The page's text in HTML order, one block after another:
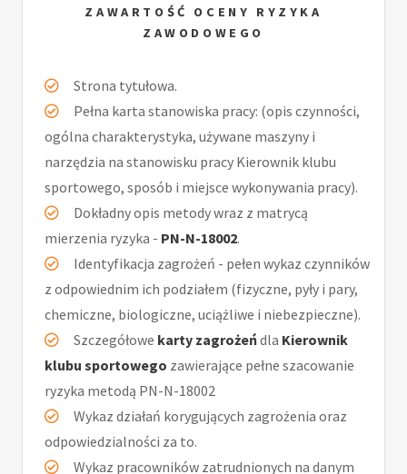
ZAWARTOŚĆ OCENY RYZYKA
ZAWODOWEGO
Strona tytułowa.
Pełna karta stanowiska pracy: (opis czynności,
ogólna charakterystyka, używane maszyny i
narzędzia na stanowisku pracy Kierownik klubu
sportowego, sposób i miejsce wykonywania pracy).
Dokładny opis metody wraz z matrycą
mierzenia ryzyka - PN-N-18002.
Identyfikacja zagrożeń - pełen wykaz czynników
z odpowiednim ich podziałem (fizyczne, pyły i pary,
chemiczne, biologiczne, uciążliwe i niebezpieczne).
Szczegółowe karty zagrożeńdla Kierownik
klubu sportowego zawierające pełne szacowanie
ryzyka metodą PN-N-18002
Wykaz działań korygujących zagrożenia oraz
odpowiedzialności za to.
Wykaz pracowników zatrudnionych na danym